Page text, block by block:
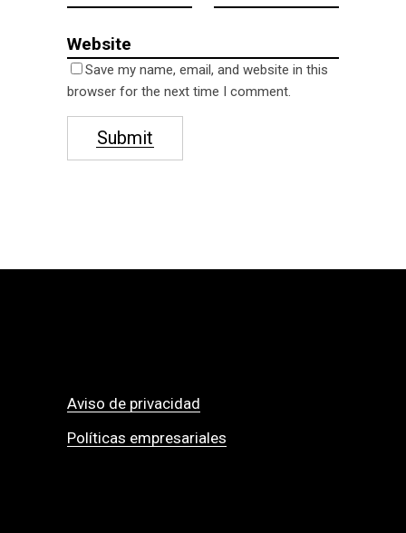
Save my name, email, and website in this
browser for the next time I comment.
Submit
Aviso de privacidad
Políticas empresariales